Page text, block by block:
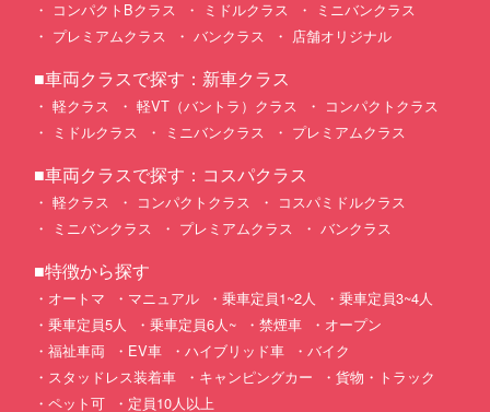
コンパクトBクラス
ミドルクラス
ミニバンクラス
プレミアムクラス
バンクラス 店舗オリジナル
■車両クラスで探す：新車クラス
軽クラス 軽VT（バントラ）クラス
コンパクトクラス
ミドルクラス
ミニバンクラス プレミアムクラス
■車両クラスで探す：コスパクラス
軽クラス コンパクトクラス
コスパミドルクラス
ミニバンクラス
プレミアムクラス バンクラス
■特徴から探す
オートマ マニュアル 乗車定員1~2人
乗車定員3~4人
乗車定員5人
乗車定員6人~ 禁煙車
オープン
福祉車両
EV車 ハイブリッド車
バイク
スタッドレス装着車
キャンピングカー
貨物・トラック
ペット可
定員10人以上